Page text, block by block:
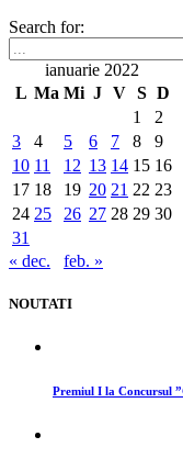
Search for:
ianuarie 2022
L Ma Mi J V S D
1
2
3
4 5 6 7 8
9
10 11 12 13 14 15 16
17 18 19 20 21 22 23
24 25 26 27 28 29 30
31
« dec.
feb. »
NOUTATI
Premiul I la Concursul